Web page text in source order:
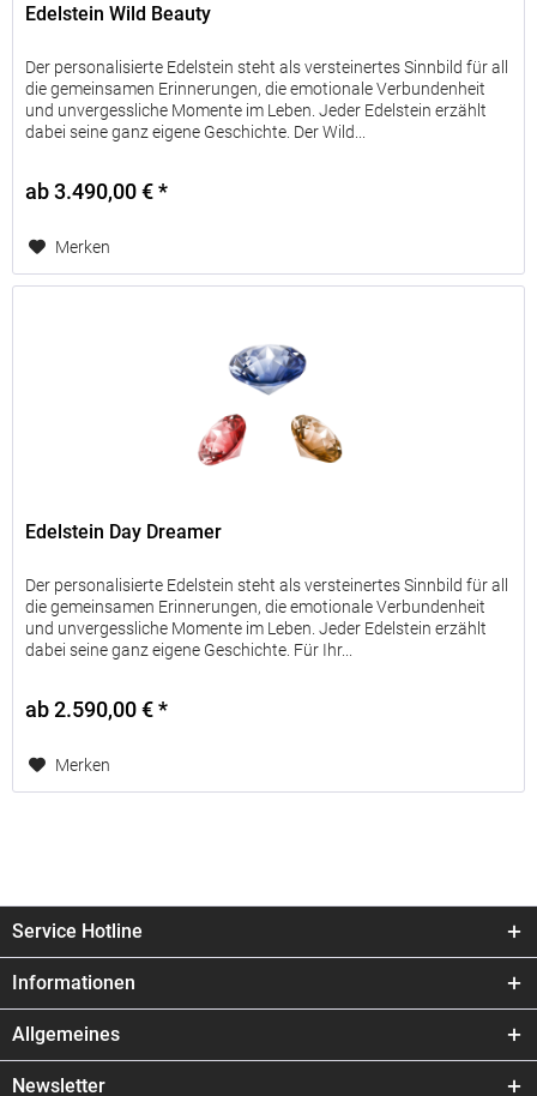
Edelstein Wild Beauty
Der personalisierte Edelstein steht als versteinertes Sinnbild für all
die gemeinsamen Erinnerungen, die emotionale Verbundenheit
und unvergessliche Momente im Leben. Jeder Edelstein erzählt
dabei seine ganz eigene Geschichte. Der Wild...
ab 3.490,00 € *
Merken
Edelstein Day Dreamer
Der personalisierte Edelstein steht als versteinertes Sinnbild für all
die gemeinsamen Erinnerungen, die emotionale Verbundenheit
und unvergessliche Momente im Leben. Jeder Edelstein erzählt
dabei seine ganz eigene Geschichte. Für Ihr...
ab 2.590,00 € *
Merken
Service Hotline
Informationen
Allgemeines
Newsletter